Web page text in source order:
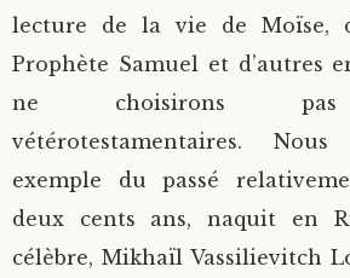
lecture de la vie de Moïse,
Prophète Samuel et d’autres
ne choisirons pas
vétérotestamentaires.
exemple du passé
deux cents ans, naquit en
célèbre, Mikhaïl Vassilievitch